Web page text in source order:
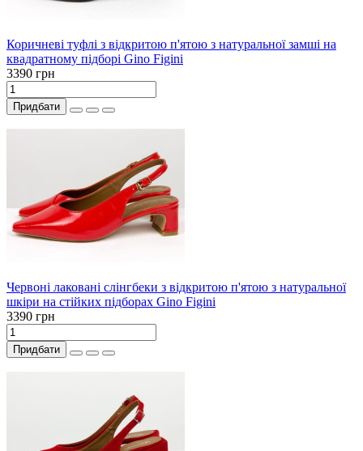
Коричневі туфлі з відкритою п'ятою з натуральної замші на
квадратному підборі Gino Figini
3390 грн
Придбати
Червоні лаковані слінгбеки з відкритою п'ятою з натуральної
шкіри на стійких підборах Gino Figini
3390 грн
Придбати